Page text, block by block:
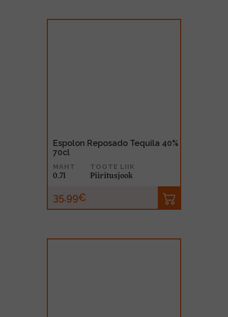
Espolon Reposado Tequila 40%
70cl
MAHT
0.7l
TOOTE LIIK
Piiritusjook
35.99€